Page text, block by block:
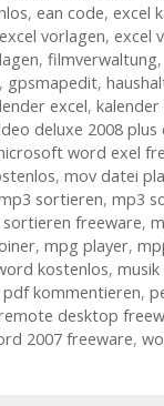
, ean code, excel
excel vorlagen, excel
, filmverwaltung,
, gpsmapedit,
excel, kalender
deluxe 2008 plus
word exel
, mov datei
sortieren, mp3
freeware,
, mpg player,
kostenlos,
pdf kommentieren,
desktop
2007 freeware,